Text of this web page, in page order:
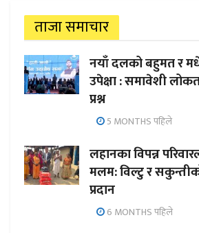
ताजा समाचार
नयाँ दलको बहुमत र
उपेक्षा : समावेशी
प्रश्न
5 MONTHS पहिले
लहानका विपन्न
मलम: विल्टु र
प्रदान
6 MONTHS पहिले